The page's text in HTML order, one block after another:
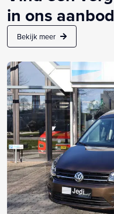
in ons aanbod
Bekijk meer